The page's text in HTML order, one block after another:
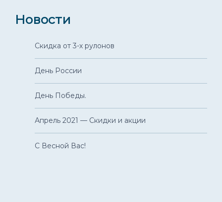
Новости
Скидка от 3-х рулонов
День России
День Победы.
Апрель 2021 — Скидки и акции
С Весной Вас!